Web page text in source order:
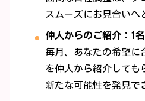
スムーズにお見合いへ
仲人からのご紹介：1
毎月、あなたの希望に
を仲人から紹介しても
新たな可能性を発見で